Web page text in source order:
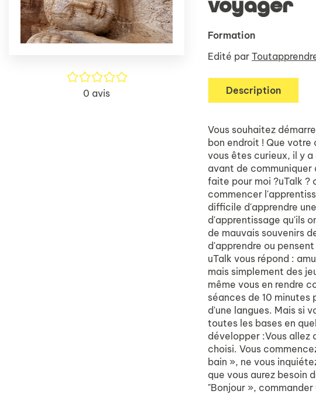
/5
0 avis
voyager
Formation
Edité par
Description
Vous souhaitez
bon endroit ! Que
vous êtes curieux, il y
avant de
faite pour moi ?uTalk
commencer
difficile d'apprendre
d'apprentissage qu'ils
de mauvais souvenirs
d'apprendre ou
uTalk vous répond :
mais simplement des
même vous en rendre
séances de 10
d'une langues. Mais si
toutes les bases en
développer :Vous allez
choisi. Vous
bain », ne vous
que vous aurez besoin
"Bonjour »,